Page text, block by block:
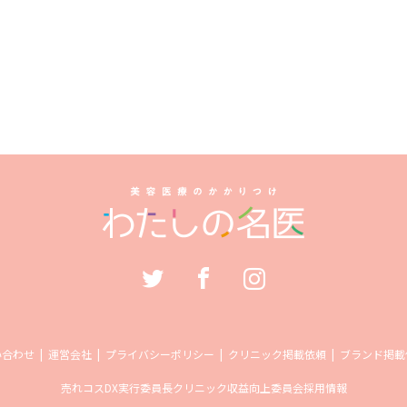
わせ 運営会社 プライバシーポリシー クリニック掲載依頼 ブランド掲
売れコスDX実行委員長クリニック収益向上委員会採用情報